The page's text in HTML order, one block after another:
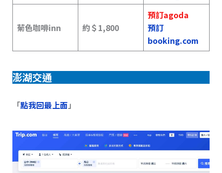
菊色咖啡inn 約＄1,800
預訂agoda
預訂
booking.com
澎湖交通
「點我回最上面 」